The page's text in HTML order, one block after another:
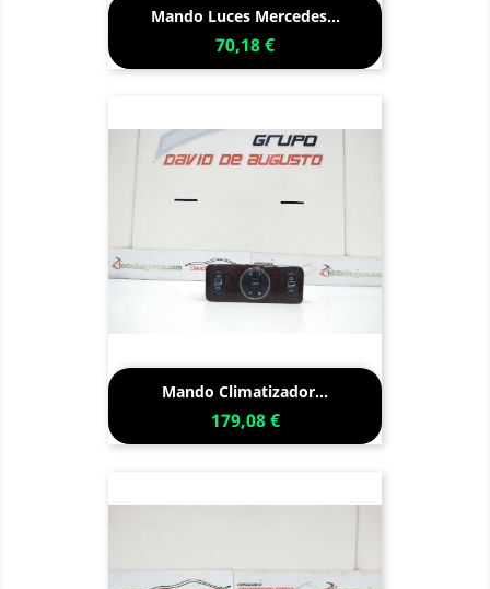
Mando Luces Mercedes...
70,18 €
Mando Climatizador...
179,08 €